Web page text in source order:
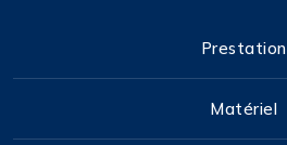
Prestation
Matériel